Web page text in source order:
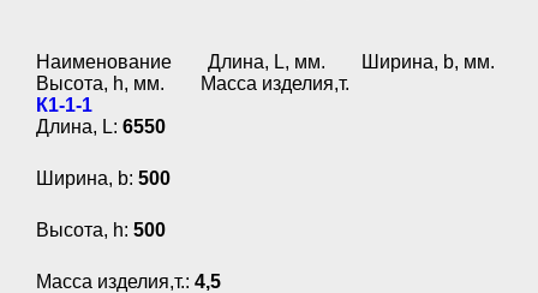
Наименование Длина, L, мм.
Ширина, b, мм.
Высота, h, мм.
Масса изделия,т.
К1-1-1
Длина, L: 6550
Ширина, b: 500
Высота, h: 500
Масса изделия,т.: 4,5